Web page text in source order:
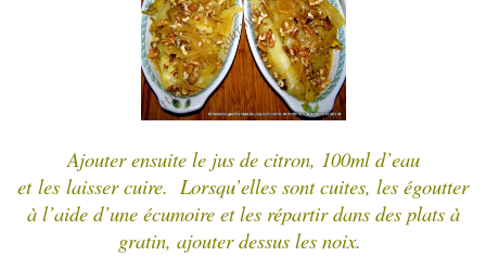
Ajouter ensuite le jus de citron, 100ml d’eau
et les laisser cuire. Lorsqu’elles sont cuites, les égoutter
à l’aide d’une écumoire et les répartir dans des plats à
gratin, ajouter dessus les noix.